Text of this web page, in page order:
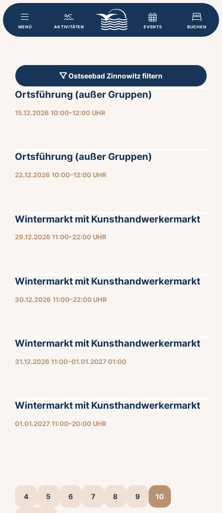
MENÜ AKTIVITÄTEN EVENTS BUCHEN
Ostseebad Zinnowitz filtern
15.12.2026 10:00–12:00 UHR
Ortsführung (außer Gruppen)
22.12.2026 10:00–12:00 UHR
Ortsführung (außer Gruppen)
29.12.2026 11:00–22:00 UHR
Wintermarkt mit Kunsthandwerkermarkt
30.12.2026 11:00–22:00 UHR
Wintermarkt mit Kunsthandwerkermarkt
31.12.2026 11:00–01.01.2027 01:00
Wintermarkt mit Kunsthandwerkermarkt
01.01.2027 11:00–20:00 UHR
Wintermarkt mit Kunsthandwerkermarkt
4 5 6 7 8 9 10